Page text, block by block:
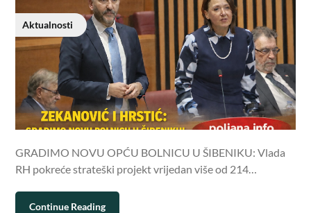
Aktualnosti
GRADIMO NOVU OPĆU BOLNICU U ŠIBENIKU: Vlada
RH pokreće strateški projekt vrijedan više od 214…
Continue Reading